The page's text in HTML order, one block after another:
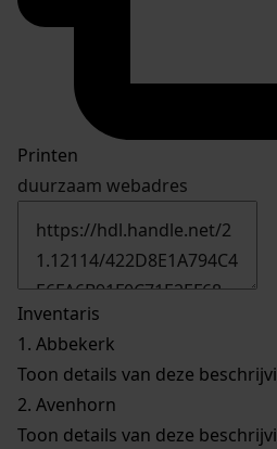
Printen
duurzaam webadres
Inventaris
1. Abbekerk
Toon details van deze
2. Avenhorn
Toon details van deze